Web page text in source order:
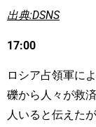
出典:DSNS
17:00
ロシア占領軍に
礫から人々が救
人いると伝えた